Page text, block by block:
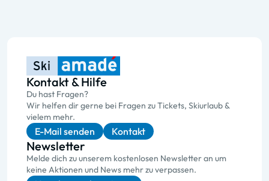
Kontakt & Hilfe
Du hast Fragen?
Wir helfen dir gerne bei Fragen zu Tickets, Skiurlaub &
vielem mehr.
E-Mail senden Kontakt
Newsletter
Melde dich zu unserem kostenlosen Newsletter an um
keine Aktionen und News mehr zu verpassen.